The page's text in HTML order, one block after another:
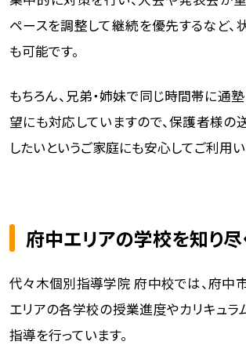
ペースを調整して継続を優先するなど、
も可能です。
もちろん、兄弟・姉妹で同じ時間帯に通
望にも対応していますので、保護者様の
したいというご家庭にも安心してご利用い
府中エリアの学校を知り
代々木個別指導学院 府中校では、府中
エリアの各学校の授業進度やカリキュラ
指導を行っています。